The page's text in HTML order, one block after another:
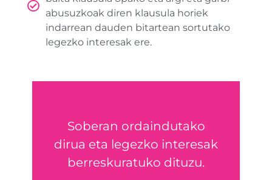
abusuzkoak diren klausula horiek
indarrean dauden bitartean sortutako
legezko interesak ere.
Soberan ordaindutako
dirua eta legezko interesak
berreskuratuko dituzu.
Zure dirua
berreskuratu
ERREKLAMATU